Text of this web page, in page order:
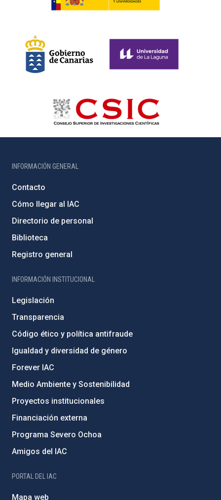
INFORMACIÓN GENERAL
Contacto
Cómo llegar al IAC
Directorio de personal
Biblioteca
Registro general
INFORMACIÓN INSTITUCIONAL
Legislación
Transparencia
Código ético y política antifraude
Igualdad y diversidad de género
Forever IAC
Medio Ambiente y Sostenibilidad
Proyectos institucionales
Financiación externa
Programa Severo Ochoa
Amigos del IAC
PORTAL DEL IAC
Mapa web